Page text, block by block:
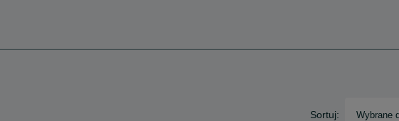
Sortuj: Wybrane